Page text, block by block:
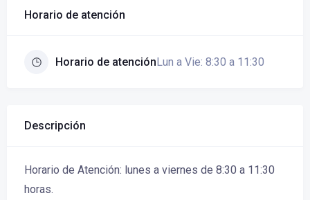
Horario de atención
Horario de atenciónLun a Vie: 8:30 a 11:30
Descripción
Horario de Atención: lunes a viernes de 8:30 a 11:30
horas.